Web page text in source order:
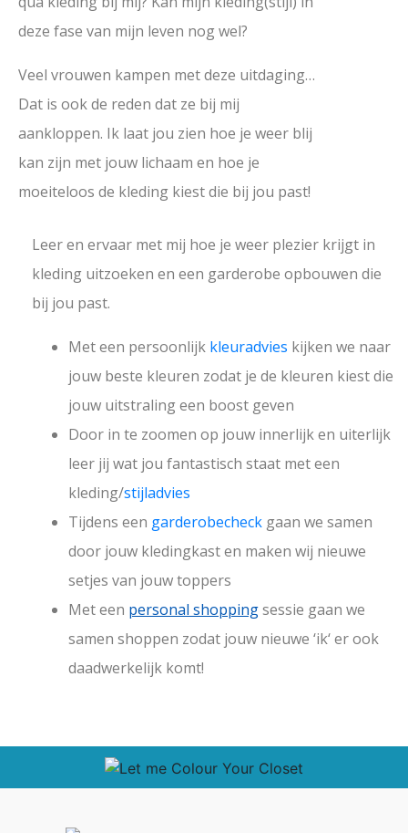
deze fase van mijn leven nog wel?
Veel vrouwen kampen met deze uitdaging…
Dat is ook de reden dat ze bij mij
aankloppen. Ik laat jou zien hoe je weer blij
kan zijn met jouw lichaam en hoe je
moeiteloos de kleding kiest die bij jou past!
Leer en ervaar met mij hoe je weer plezier krijgt in
kleding uitzoeken en een garderobe opbouwen die
bij jou past.
Met een persoonlijk kleuradvies kijken we naar
jouw beste kleuren zodat je de kleuren kiest die
jouw uitstraling een boost geven
Door in te zoomen op jouw innerlijk en uiterlijk
leer jij wat jou fantastisch staat met een
kleding/stijladvies
Tijdens een garderobecheck gaan we samen
door jouw kledingkast en maken wij nieuwe
setjes van jouw toppers
Met een personal shoppingsessie gaan we
samen shoppen zodat jouw nieuwe ‘ik‘ er ook
daadwerkelijk komt!